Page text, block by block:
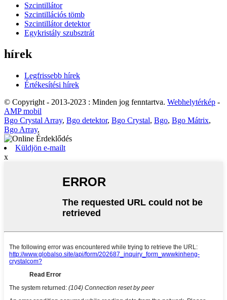
Szcintillátor
Szcintillációs tömb
Szcintillátor detektor
Egykristály szubsztrát
hírek
Legfrissebb hírek
Értékesítési hírek
© Copyright - 2013-2023 : Minden jog fenntartva. Webhelytérkép -
AMP mobil
Bgo Crystal Array, Bgo detektor, Bgo Crystal, Bgo, Bgo Mátrix,
Bgo Array,
Küldjön e-mailt
x